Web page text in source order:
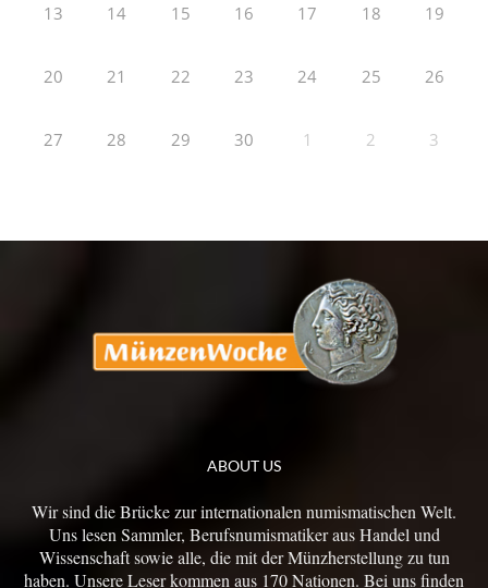
13 14 15 16 17 18 19
20 21 22 23 24 25 26
27 28 29 30 1 2 3
ABOUT US
Wir sind die Brücke zur internationalen numismatischen Welt.
Uns lesen Sammler, Berufsnumismatiker aus Handel und
Wissenschaft sowie alle, die mit der Münzherstellung zu tun
haben. Unsere Leser kommen aus 170 Nationen. Bei uns finden